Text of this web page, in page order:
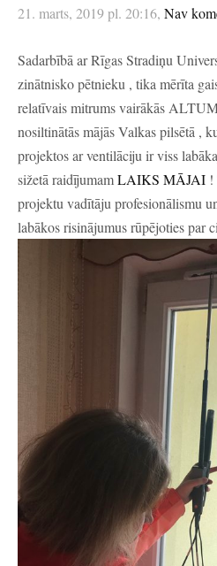
21. marts, 2019 pl. 20:16, Nav
Sadarbībā ar Rīgas Stradiņu
zinātnisko pētnieku , tika mērīta
relatīvais mitrums vairākās
nosiltinātās mājās Valkas pilsētā ,
projektos ar ventilāciju ir viss
sižetā raidījumamLAIKS MĀJAI !
projektu vadītāju profesionālismu
labākos risinājumus rūpējoties par